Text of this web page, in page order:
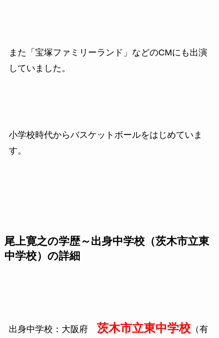
また「宝塚ファミリーランド」などのCMにも出演
していました。
小学校時代からバスケットボールをはじめていま
す。
尾上寛之の学歴～出身中学校（茨木市立東
中学校）の詳細
出身中学校：大阪府 茨木市立東中学校（有